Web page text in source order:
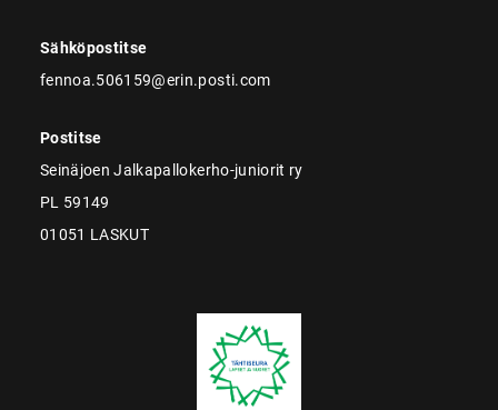
Sähköpostitse
fennoa.506159@erin.posti.com
Postitse
Seinäjoen Jalkapallokerho-juniorit ry
PL 59149
01051 LASKUT